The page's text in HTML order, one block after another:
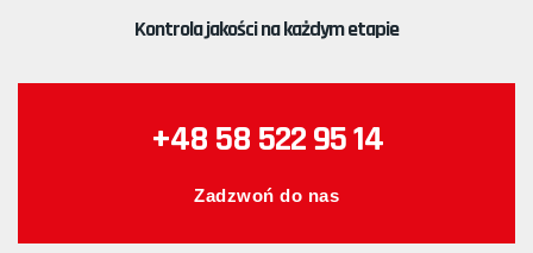
Kontrola jakości na każdym etapie
+48 58 522 95 14
Zadzwoń do nas